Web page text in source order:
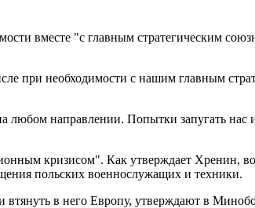
вместе "с главным стратегическим
при необходимости с нашим главным
направлении. Попытки запугать нас
кризисом". Как утверждает Хренин,
польских военнослужащих и техники.
втянуть в него Европу, утверждают в